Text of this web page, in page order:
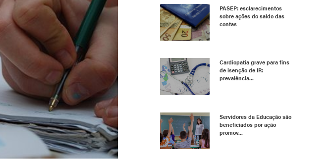
PASEP: esclarecimentos
sobre ações do saldo das
contas
Cardiopatia grave para fins
de isenção de IR:
prevalência...
Servidores da Educação são
beneficiados por ação
promov...